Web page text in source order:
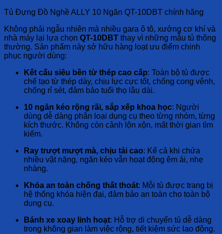
Tủ Đựng Đồ Nghề ALLY 10 Ngăn QT-10DBT chính hãng
Không phải ngẫu nhiên mà nhiều gara ô tô, xưởng cơ khí và
nhà máy lại lựa chọn QT-10DBT thay vì những mẫu tủ thông
thường. Sản phẩm này sở hữu hàng loạt ưu điểm chinh
phục người dùng:
Kết cấu siêu bền từ thép cao cấp: Toàn bộ tủ được
chế tạo từ thép dày, chịu lực cực tốt, chống cong vênh,
chống rỉ sét, đảm bảo tuổi thọ lâu dài.
10 ngăn kéo rộng rãi, sắp xếp khoa học: Người
dùng dễ dàng phân loại dụng cụ theo từng nhóm, từng
kích thước. Không còn cảnh lộn xộn, mất thời gian tìm
kiếm.
Ray trượt mượt mà, chịu tải cao: Kể cả khi chứa
nhiều vật nặng, ngăn kéo vẫn hoạt động êm ái, nhẹ
nhàng.
Khóa an toàn chống thất thoát: Mỗi tủ được trang bị
hệ thống khóa hiện đại, đảm bảo an toàn cho toàn bộ
dụng cụ.
Bánh xe xoay linh hoạt: Hỗ trợ di chuyển tủ dễ dàng
trong không gian làm việc rộng, tiết kiệm sức lao động.